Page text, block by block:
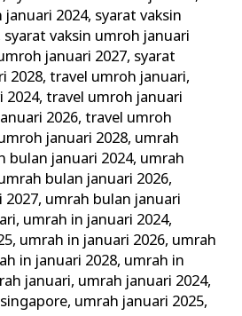
januari 2024, syarat vaksin
syarat vaksin umroh januari
januari 2027, syarat
2028,travel umroh januari,
2024,travel umroh januari
2026,travel umroh
januari 2028, umrah
bulan januari 2024, umrah
bulan januari 2026,
2027, umrah bulan januari
, umrah in januari 2024,
, umrah in januari 2026, umrah
in januari 2028, umrah in
januari, umrah januari 2024,
, umrah januari 2025,